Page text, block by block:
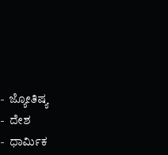
ಜ್ಯೋತಿಷ್ಯ
ದೇಶ
ಧಾರ್ಮಿಕ